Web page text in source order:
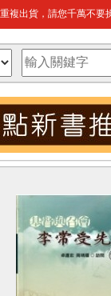
複出貨，請您千萬不要